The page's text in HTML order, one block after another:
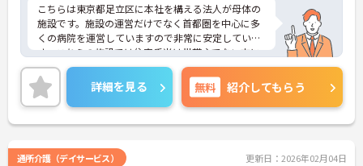
こちらは東京都足立区に本社を構える法人が母体の
施設です。施設の運営だけでなく首都圏を中心に多
くの病院を運営していますので非常に安定していま
す。こちらの施設では住宅手当は世帯主でない方に
も支給され、家族手当はお子様が18歳になるまで支
給されます。また、首都圏にある同系列の病院を受
診した際は医療費減免制度が利用できます◎このよ
うに母体が安定しているからならではの充実した福
利厚生が魅力です。ご興味のある方には面接のポイ
すのでお気軽にお問い合わせくださいませ。
詳細を見る 無料 紹介してもらう
通所介護（デイサービス） 更新日：2026年02月04日